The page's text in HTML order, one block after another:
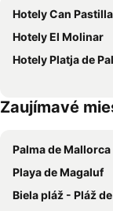
Sol Barbados
Catalonia Majórica
Hotel Luxor
Hotel
BQ Amfora Beach
Isla Mallorca & Spa
BLUESEA Costa
Hotely Can Pastilla
Hotely El Molinar
Hotely Platja de
Zaujímavé
Palma de Mallorca
Playa de Magaluf
Biela pláž - Pláž de